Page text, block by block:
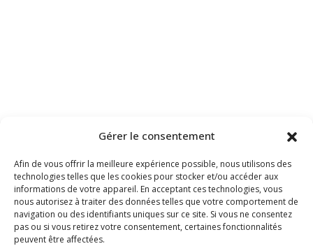
Gérer le consentement
Afin de vous offrir la meilleure expérience possible, nous utilisons des
technologies telles que les cookies pour stocker et/ou accéder aux
informations de votre appareil. En acceptant ces technologies, vous
nous autorisez à traiter des données telles que votre comportement de
navigation ou des identifiants uniques sur ce site. Si vous ne consentez
pas ou si vous retirez votre consentement, certaines fonctionnalités
peuvent être affectées.